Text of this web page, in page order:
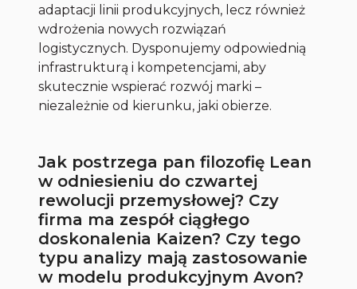
adaptacji linii produkcyjnych, lecz również
wdrożenia nowych rozwiązań
logistycznych. Dysponujemy odpowiednią
infrastrukturą i kompetencjami, aby
skutecznie wspierać rozwój marki –
niezależnie od kierunku, jaki obierze.
Jak postrzega pan filozofię Lean
w odniesieniu do czwartej
rewolucji przemysłowej? Czy
firma ma zespół ciągłego
doskonalenia Kaizen? Czy tego
typu analizy mają zastosowanie
w modelu produkcyjnym Avon?